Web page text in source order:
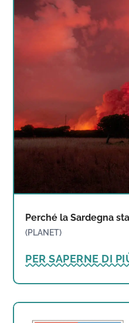
Perché la Sardegna
(PLANET)
PER SAPERNE DI